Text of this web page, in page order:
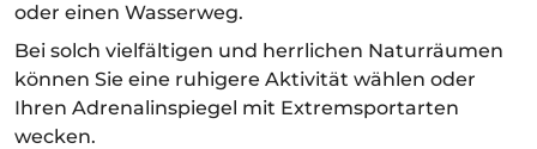
oder einen Wasserweg.
Bei solch vielfältigen und herrlichen Naturräumen
können Sie eine ruhigere Aktivität wählen oder
Ihren Adrenalinspiegel mit Extremsportarten
wecken.